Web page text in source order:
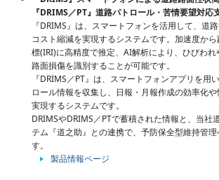
『DRIMS／PT』道路パトロール・苦情要望対応
『DRIMS』は、スマートフォンを活用して、道
コスト縮減を実現するシステムです。加速度か
標(IRI)に高精度で推定、AI解析により、ひびわ
路面損傷を識別することが可能です。
『DRIMS／PT』は、スマートフォンアプリを用
ロール情報を収集し、日報・月報作成の効率化
実現するシステムです。
DRIMSやDRIMS／PTで蓄積された情報と、当社
テム『道之助』との連携で、予防保全型維持管
す。
製品情報ページ